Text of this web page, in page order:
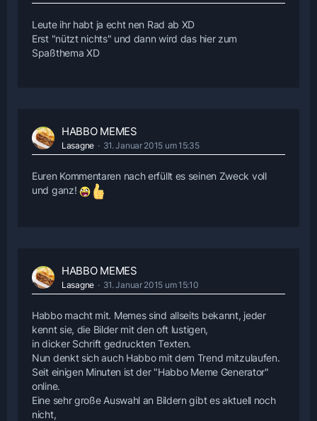
Leute ihr habt ja echt nen Rad ab XD
Erst "nützt nichts" und dann wird das hier zum
Spaßthema XD
HABBO MEMES
Lasagne 31. Januar 2015 um 15:35
Euren Kommentaren nach erfüllt es seinen Zweck voll
und ganz!
HABBO MEMES
Lasagne 31. Januar 2015 um 15:10
Habbo macht mit. Memes sind allseits bekannt, jeder
kennt sie, die Bilder mit den oft lustigen,
in dicker Schrift gedruckten Texten.
Nun denkt sich auch Habbo mit dem Trend mitzulaufen.
Seit einigen Minuten ist der "Habbo Meme Generator"
online.
Eine sehr große Auswahl an Bildern gibt es aktuell noch
nicht,